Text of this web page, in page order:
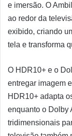
e imersão. O
ao redor da
exibido, criando
tela e transforma
O HDR10+ e o
entregar imagem
HDR10+ adapta
enquanto o Dolby
tridimensionais